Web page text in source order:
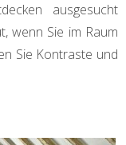
ausgesucht
wenn Sie im Raum
Sie Kontraste und